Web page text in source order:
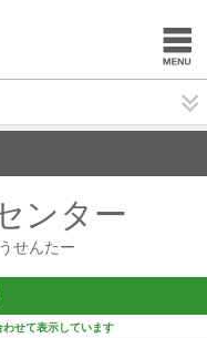
ンター
せんたー
せて表示しています